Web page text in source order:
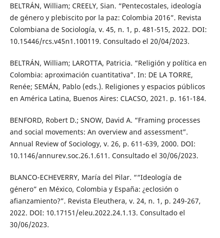
BELTRÁN, William; CREELY, Sian. “Pentecostales, ideología
de género y plebiscito por la paz: Colombia 2016”. Revista
Colombiana de Sociología, v. 45, n. 1, p. 481-515, 2022. DOI:
10.15446/rcs.v45n1.100119. Consultado el 20/04/2023.
BELTRÁN, William; LAROTTA, Patricia. “Religión y política en
Colombia: aproximación cuantitativa”. In: DE LA TORRE,
Renée; SEMÁN, Pablo (eds.). Religiones y espacios públicos
en América Latina, Buenos Aires: CLACSO, 2021. p. 161-184.
BENFORD, Robert D.; SNOW, David A. “Framing processes
and social movements: An overview and assessment”.
Annual Review of Sociology, v. 26, p. 611-639, 2000. DOI:
10.1146/annurev.soc.26.1.611. Consultado el 30/06/2023.
BLANCO-ECHEVERRY, María del Pilar. ““Ideología de
género” en México, Colombia y España: ¿eclosión o
afianzamiento?”. Revista Eleuthera, v. 24, n. 1, p. 249-267,
2022. DOI: 10.17151/eleu.2022.24.1.13. Consultado el
30/06/2023.